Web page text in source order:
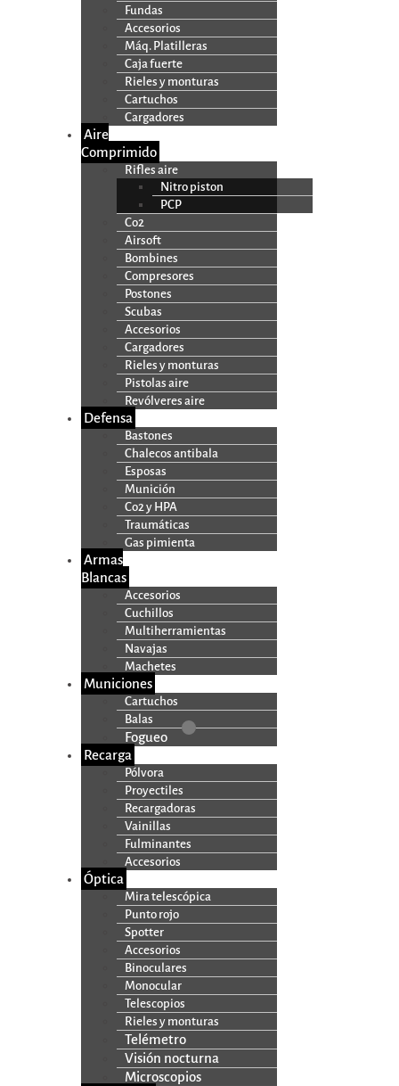
Fundas
Accesorios
Máq. Platilleras
Caja fuerte
Rieles y monturas
Cartuchos
Cargadores
Aire
Comprimido
Rifles aire
Nitro piston
PCP
Co2
Airsoft
Bombines
Compresores
Postones
Scubas
Accesorios
Cargadores
Rieles y monturas
Pistolas aire
Revólveres aire
Defensa
Bastones
Chalecos antibala
Esposas
Munición
Co2 y HPA
Traumáticas
Gas pimienta
Armas
Blancas
Accesorios
Cuchillos
Multiherramientas
Navajas
Machetes
Municiones
Cartuchos
Balas
Fogueo
Recarga
Pólvora
Proyectiles
Recargadoras
Vainillas
Fulminantes
Accesorios
Óptica
Mira telescópica
Punto rojo
Spotter
Accesorios
Binoculares
Monocular
Telescopios
Rieles y monturas
Telémetro
Visión nocturna
Microscopios